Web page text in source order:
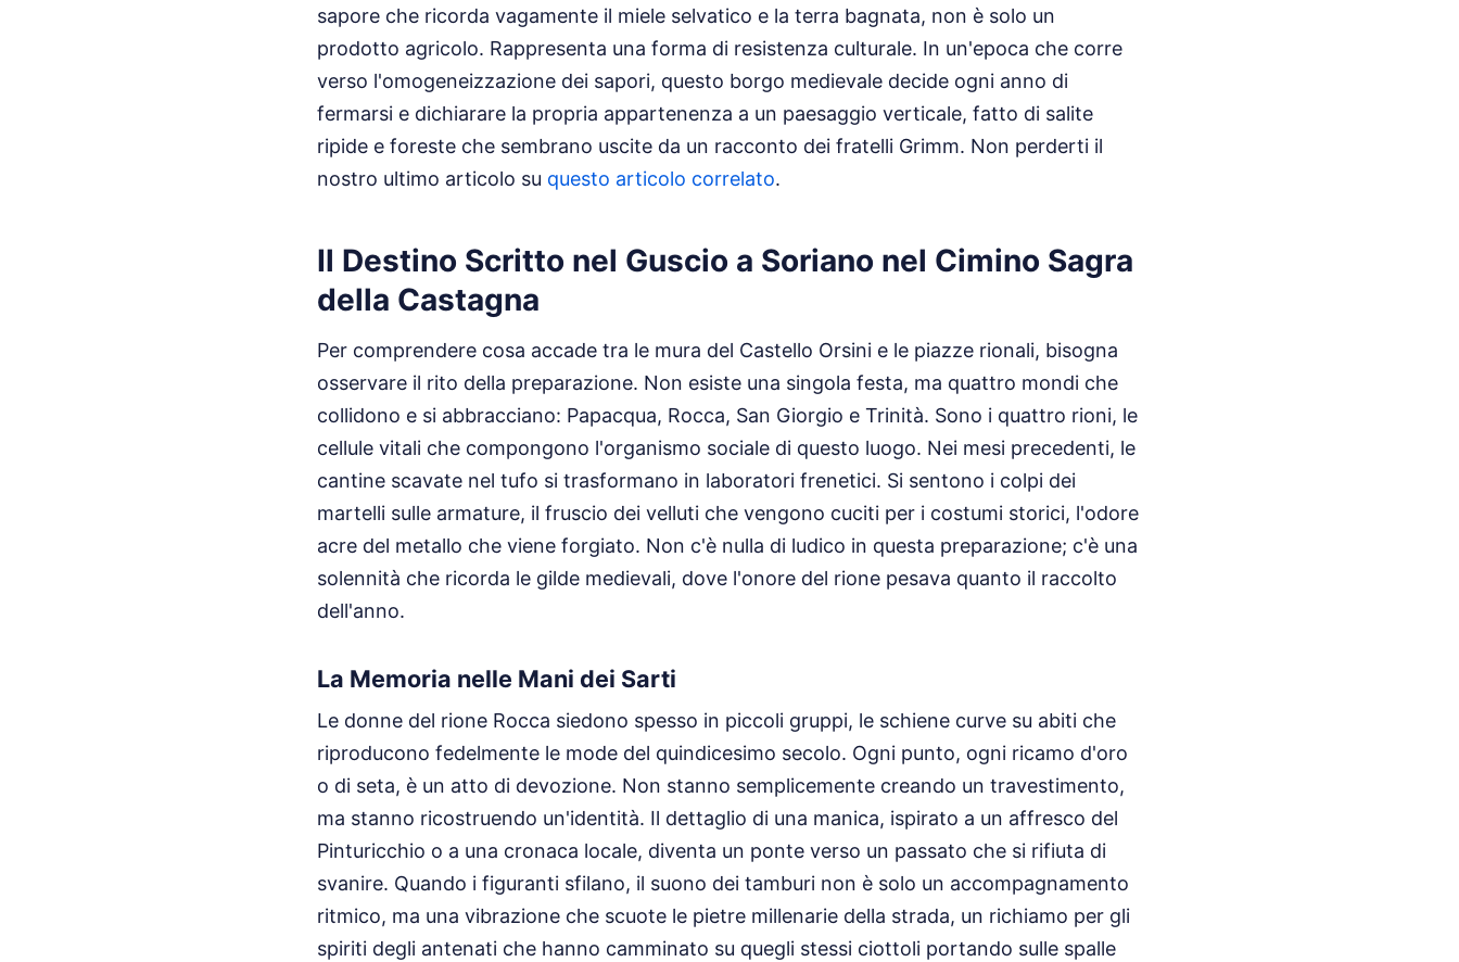
sapore che ricorda vagamente il miele selvatico e la terra bagnata, non è solo un
prodotto agricolo. Rappresenta una forma di resistenza culturale. In un'epoca che corre
verso l'omogeneizzazione dei sapori, questo borgo medievale decide ogni anno di
fermarsi e dichiarare la propria appartenenza a un paesaggio verticale, fatto di salite
ripide e foreste che sembrano uscite da un racconto dei fratelli Grimm. Non perderti il
nostro ultimo articolo su questo articolo correlato.
Il Destino Scritto nel Guscio a Soriano nel Cimino Sagra
della Castagna
Per comprendere cosa accade tra le mura del Castello Orsini e le piazze rionali, bisogna
osservare il rito della preparazione. Non esiste una singola festa, ma quattro mondi che
collidono e si abbracciano: Papacqua, Rocca, San Giorgio e Trinità. Sono i quattro rioni, le
cellule vitali che compongono l'organismo sociale di questo luogo. Nei mesi precedenti, le
cantine scavate nel tufo si trasformano in laboratori frenetici. Si sentono i colpi dei
martelli sulle armature, il fruscio dei velluti che vengono cuciti per i costumi storici, l'odore
acre del metallo che viene forgiato. Non c'è nulla di ludico in questa preparazione; c'è una
solennità che ricorda le gilde medievali, dove l'onore del rione pesava quanto il raccolto
dell'anno.
La Memoria nelle Mani dei Sarti
Le donne del rione Rocca siedono spesso in piccoli gruppi, le schiene curve su abiti che
riproducono fedelmente le mode del quindicesimo secolo. Ogni punto, ogni ricamo d'oro
o di seta, è un atto di devozione. Non stanno semplicemente creando un travestimento,
ma stanno ricostruendo un'identità. Il dettaglio di una manica, ispirato a un affresco del
Pinturicchio o a una cronaca locale, diventa un ponte verso un passato che si rifiuta di
svanire. Quando i figuranti sfilano, il suono dei tamburi non è solo un accompagnamento
ritmico, ma una vibrazione che scuote le pietre millenarie della strada, un richiamo per gli
spiriti degli antenati che hanno camminato su quegli stessi ciottoli portando sulle spalle